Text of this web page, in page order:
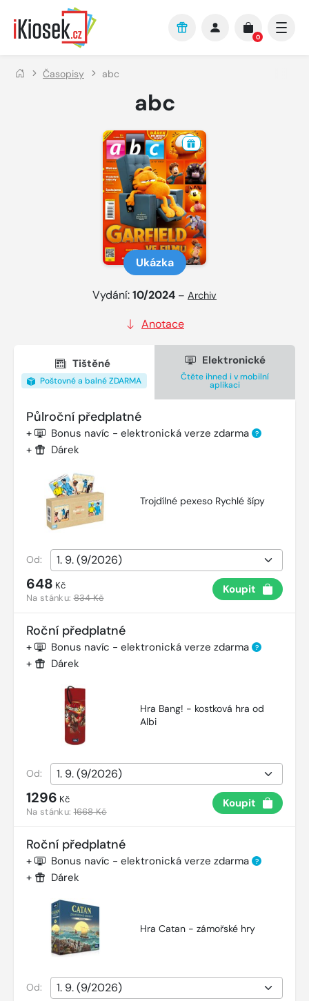
Přejít na hlavní obsah
0
Časopisy abc
abc
Ukázka
Vydání:10/2024 – Archiv
Anotace
Tištěné
Poštovné a balné ZDARMA
Elektronické
Čtěte ihned i v mobilní
aplikaci
Půlroční předplatné
+ Bonus navíc - elektronická verze zdarma ?
+ Dárek
Trojdílné pexeso Rychlé šípy
Od:
648 Kč
Na stánku:834 Kč
Koupit
Roční předplatné
+ Bonus navíc - elektronická verze zdarma ?
+ Dárek
Hra Bang! - kostková hra od
Albi
Od:
1296 Kč
Na stánku:1668 Kč
Koupit
Roční předplatné
+ Bonus navíc - elektronická verze zdarma ?
+ Dárek
Hra Catan - zámořské hry
Od: